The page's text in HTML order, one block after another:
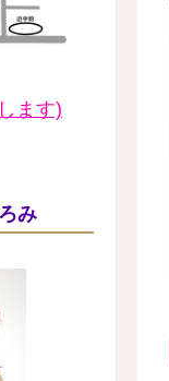
ます)
み